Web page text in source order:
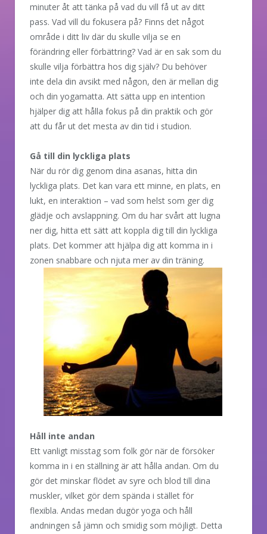
minuter åt att tänka på vad du vill få ut av ditt
pass. Vad vill du fokusera på? Finns det något
område i ditt liv där du skulle vilja se en
förändring eller förbättring? Vad är en sak som du
skulle vilja förbättra hos dig själv? Du behöver
inte dela din avsikt med någon, den är mellan dig
och din yogamatta. Att sätta upp en intention
hjälper dig att hålla fokus på din praktik och gör
att du får ut det mesta av din tid i studion.
Gå till din lyckliga plats
När du rör dig genom dina asanas, hitta din
lyckliga plats. Det kan vara ett minne, en plats, en
lukt, en interaktion – vad som helst som ger dig
glädje och avslappning. Om du har svårt att lugna
ner dig, hitta ett sätt att koppla dig till din lyckliga
plats. Det kommer att hjälpa dig att komma in i
zonen snabbare och njuta mer av din träning.
Håll inte andan
Ett vanligt misstag som folk gör när de försöker
komma in i en ställning är att hålla andan. Om du
gör det minskar flödet av syre och blod till dina
muskler, vilket gör dem spända i stället för
flexibla. Andas medan dugör yoga och håll
andningen så jämn och smidig som möjligt. Detta